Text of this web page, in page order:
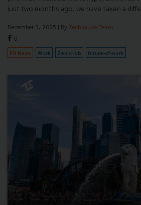
just two months ago, we have taken a
December 3, 2025 | By Techsauce Team
0
PR News Work ZenicHub future-of-work